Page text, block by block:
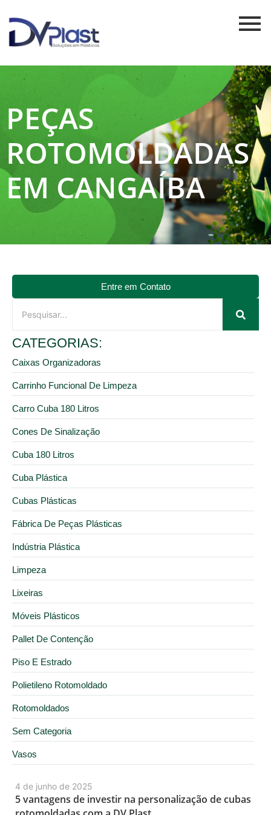
PEÇAS
ROTOMOLDADAS
EM CANGAÍBA
4 de junho de 2025
5 vantagens de investir na personalização de cubas
Entre em Contato
CATEGORIAS:
Caixas Organizadoras
Carrinho Funcional De Limpeza
Carro Cuba 180 Litros
Cones De Sinalização
Cuba 180 Litros
Cuba Plástica
Cubas Plásticas
Fábrica De Peças Plásticas
Indústria Plástica
Limpeza
Lixeiras
Móveis Plásticos
Pallet De Contenção
Piso E Estrado
Polietileno Rotomoldado
Rotomoldados
Sem Categoria
Vasos